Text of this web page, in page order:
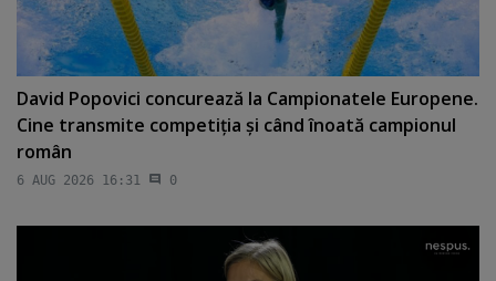
David Popovici concurează la Campionatele Europene.
Cine transmite competiţia şi când înoată campionul
român
6 AUG 2026 16:31 0